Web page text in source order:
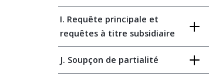
I. Requête principale et
requêtes à titre subsidiaire
J. Soupçon de partialité